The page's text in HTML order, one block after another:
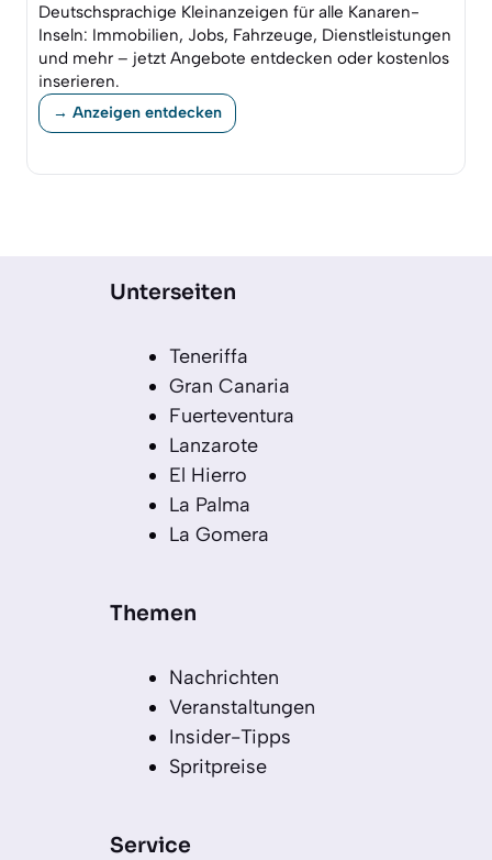
Deutschsprachige Kleinanzeigen für alle Kanaren-
Inseln: Immobilien, Jobs, Fahrzeuge, Dienstleistungen
und mehr – jetzt Angebote entdecken oder kostenlos
inserieren.
→ Anzeigen entdecken
Unterseiten
Teneriffa
Gran Canaria
Fuerteventura
Lanzarote
El Hierro
La Palma
La Gomera
Themen
Nachrichten
Veranstaltungen
Insider-Tipps
Spritpreise
Service